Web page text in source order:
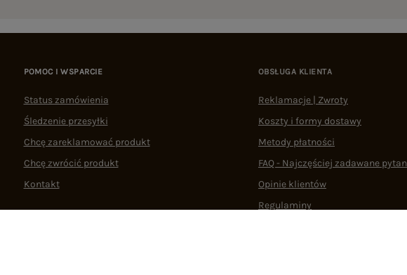
POMOC I WSPARCIE
Status zamówienia
Śledzenie przesyłki
Chcę zareklamować produkt
Chcę zwrócić produkt
Kontakt
OBSŁUGA KLIENTA
Reklamacje | Zwroty
Koszty i formy dostawy
Metody płatności
FAQ - Najczęściej zadawane
Opinie klientów
Regulaminy